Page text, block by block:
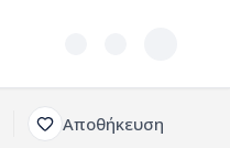
Αποθήκευση